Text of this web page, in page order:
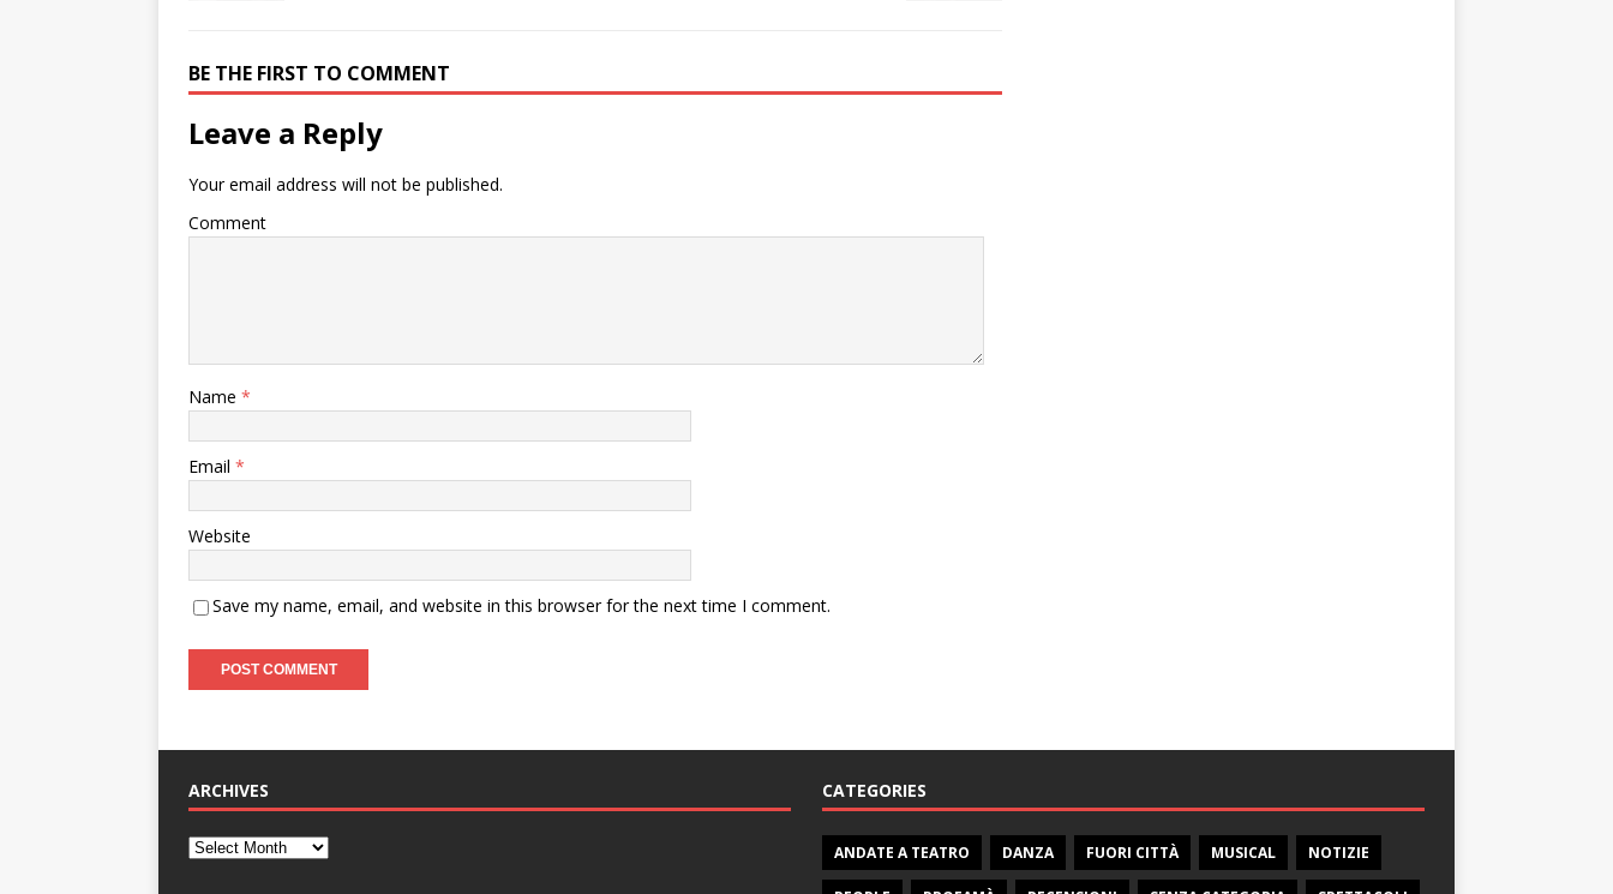
BE THE FIRST TO COMMENT
Leave a Reply
Your email address will not be published.
Comment
Name *
Email *
Website
Save my name, email, and website in this browser for the next time I comment.
ARCHIVES CATEGORIES
ANDATE A TEATRO DANZA FUORI CITTÀ MUSICAL NOTIZIE